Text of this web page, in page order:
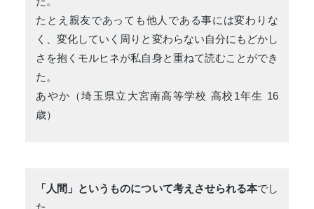
たとえ親友であっても他人である事には変わりな
く、変化していく周りと変わらない自分にもどかし
さを抱くモルヒネが私自身と重ねて読むことができ
た。
あやか（埼玉県立大宮南高等学校 高校1年生 16
歳）
「人間」というものについて考えさせられる本でし